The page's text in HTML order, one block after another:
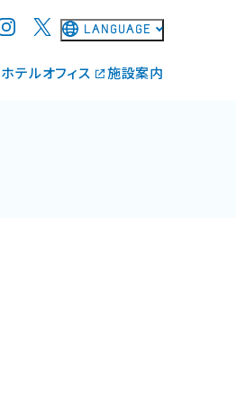
LANGUAGE
ホテルオフィス 施設案内